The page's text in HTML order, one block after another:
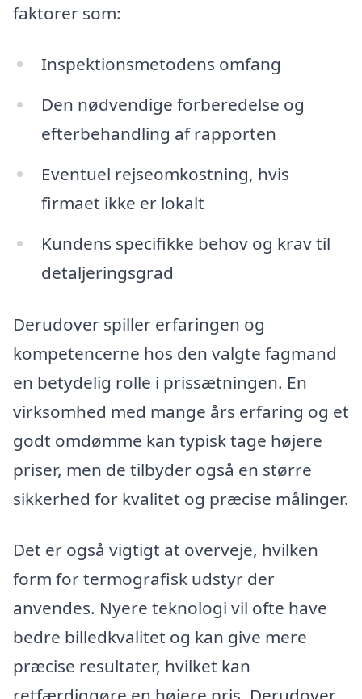
faktorer som:
Inspektionsmetodens omfang
Den nødvendige forberedelse og
efterbehandling af rapporten
Eventuel rejseomkostning, hvis
firmaet ikke er lokalt
Kundens specifikke behov og krav til
detaljeringsgrad
Derudover spiller erfaringen og
kompetencerne hos den valgte fagmand
en betydelig rolle i prissætningen. En
virksomhed med mange års erfaring og et
godt omdømme kan typisk tage højere
priser, men de tilbyder også en større
sikkerhed for kvalitet og præcise målinger.
Det er også vigtigt at overveje, hvilken
form for termografisk udstyr der
anvendes. Nyere teknologi vil ofte have
bedre billedkvalitet og kan give mere
præcise resultater, hvilket kan